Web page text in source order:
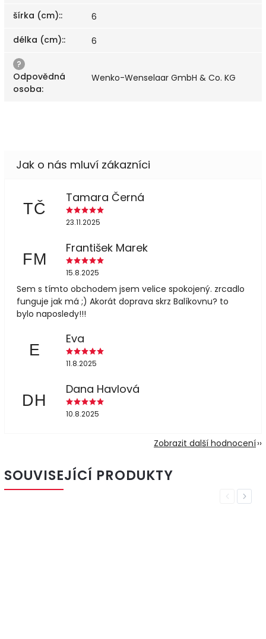
šírka (cm)::
6
délka (cm)::
6
?
Odpovědná
osoba:
Wenko-Wenselaar GmbH & Co. KG
TČ
Tamara Černá
23.11.2025
FM
František Marek
15.8.2025
Sem s tímto obchodem jsem velice spokojený. zrcadlo
funguje jak má ;) Akorát doprava skrz Balíkovnu? to
bylo naposledy!!!
E
Eva
11.8.2025
DH
Dana Havlová
10.8.2025
Zobrazit další hodnocení
SOUVISEJÍCÍ PRODUKTY
Previous
Next